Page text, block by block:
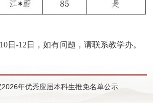
日-12日，如有问题，请联系教学办。
年优秀应届本科生推免名单公示